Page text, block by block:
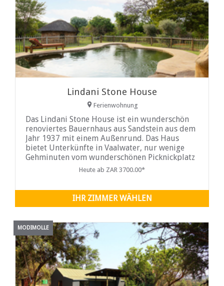
Lindani Stone House
Ferienwohnung
Das Lindani Stone House ist ein wunderschön
renoviertes Bauernhaus aus Sandstein aus dem
Jahr 1937 mit einem Außenrund. Das Haus
bietet Unterkünfte in Vaalwater, nur wenige
Gehminuten vom wunderschönen Picknickplatz
Makgethelo entfernt und liegt zentral für
Heute ab ZAR 3700.00*
IHR ZIMMER WÄHLEN
MODIMOLLE